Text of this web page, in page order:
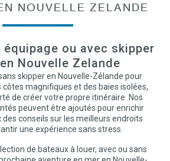
NOUVELLE ZELANDE
équipage ou avec skipper
Nouvelle Zelande
skipper en Nouvelle-Zélande pour
côtes magnifiques et des baies isolées,
de créer votre propre itinéraire. Nos
peuvent être ajoutés pour enrichir
conseils sur les meilleurs endroits
une expérience sans stress.
de bateaux à louer, avec ou sans